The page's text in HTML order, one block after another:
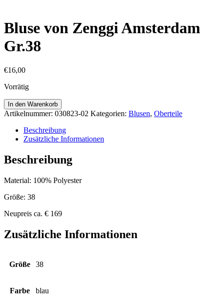
Bluse von Zenggi Amsterdam
Gr.38
€16,00
Vorrätig
Bluse
von
Amsterdam
Gr.38
In den Warenkorb
Artikelnummer: 030823-02 Kategorien: Blusen, Oberteile
Beschreibung
Zusätzliche Informationen
Beschreibung
Material: 100% Polyester
Größe: 38
Neupreis ca. € 169
Zusätzliche Informationen
Größe 38
Farbe blau